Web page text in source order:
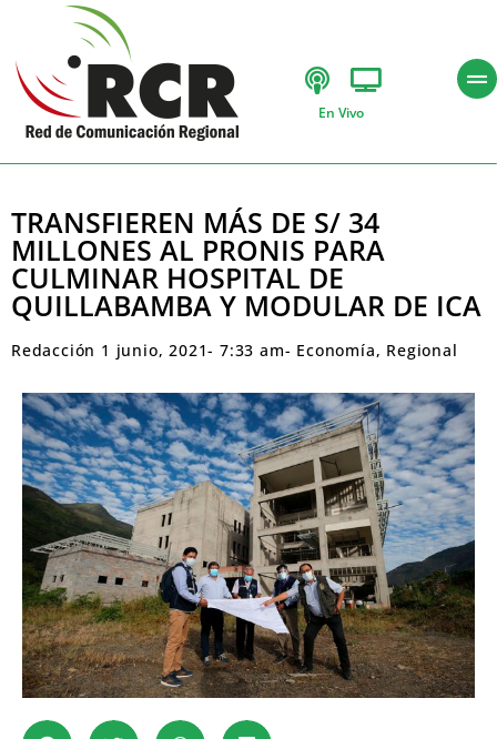
En Vivo
TRANSFIEREN MÁS DE S/ 34
MILLONES AL PRONIS PARA
CULMINAR HOSPITAL DE
QUILLABAMBA Y MODULAR DE ICA
Redacción 1 junio, 2021- 7:33 am- Economía, Regional